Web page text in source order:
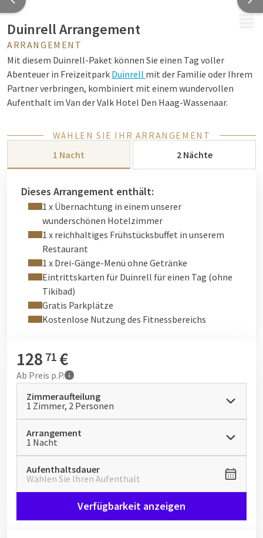
Duinrell Arrangement
ARRANGEMENT
Mit diesem Duinrell-Paket können Sie einen Tag voller
Abenteuer in Freizeitpark Duinrell mit der Familie oder Ihrem
Partner verbringen, kombiniert mit einem wundervollen
Aufenthalt im Van der Valk Hotel Den Haag-Wassenaar.
WÄHLEN SIE IHR ARRANGEMENT
1 Nacht
2 Nächte
Dieses Arrangement enthält:
1 x Übernachtung in einem unserer
wunderschönen Hotelzimmer
1 x reichhaltiges Frühstücksbuffet in unserem
Restaurant
1 x Drei-Gänge-Menü ohne Getränke
Eintrittskarten für Duinrell für einen Tag (ohne
Tikibad)
Gratis Parkplätze
Kostenlose Nutzung des Fitnessbereichs
128 71 €
Ab Preis p.P.
Zimmeraufteilung
1 Zimmer, 2 Personen
Arrangement
1 Nacht
Aufenthaltsdauer
Wählen Sie Ihren Aufenthalt
Verfügbarkeit anzeigen